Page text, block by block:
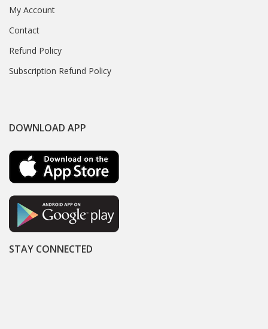
My Account
Contact
Refund Policy
Subscription Refund Policy
DOWNLOAD APP
STAY CONNECTED